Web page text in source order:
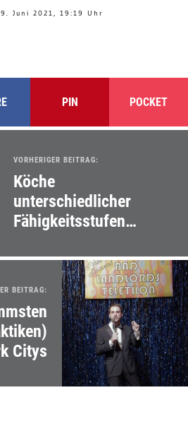
Juni 2021, 19:19 Uhr
PIN POCKET
VORHERIGER BEITRAG:
Köche
unterschiedlicher
Fähigkeitsstufen
BEITRAG:
Citys